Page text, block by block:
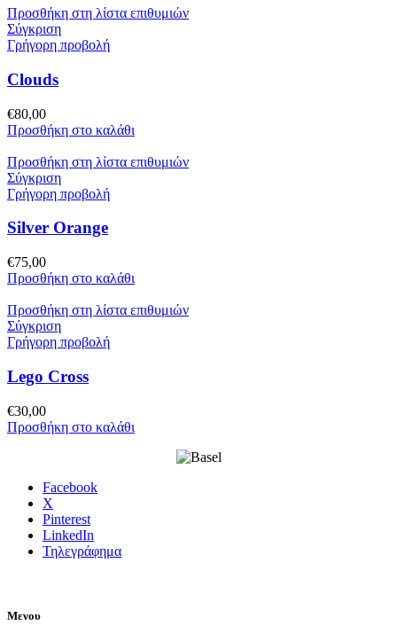
Προσθήκη στη λίστα επιθυμιών
Σύγκριση
Γρήγορη προβολή
Clouds
€80,00
Προσθήκη στο καλάθι
Προσθήκη στη λίστα επιθυμιών
Σύγκριση
Γρήγορη προβολή
Silver Orange
€75,00
Προσθήκη στο καλάθι
Προσθήκη στη λίστα επιθυμιών
Σύγκριση
Γρήγορη προβολή
Lego Cross
€30,00
Προσθήκη στο καλάθι
Facebook
X
Pinterest
LinkedIn
Τηλεγράφημα
Μενου